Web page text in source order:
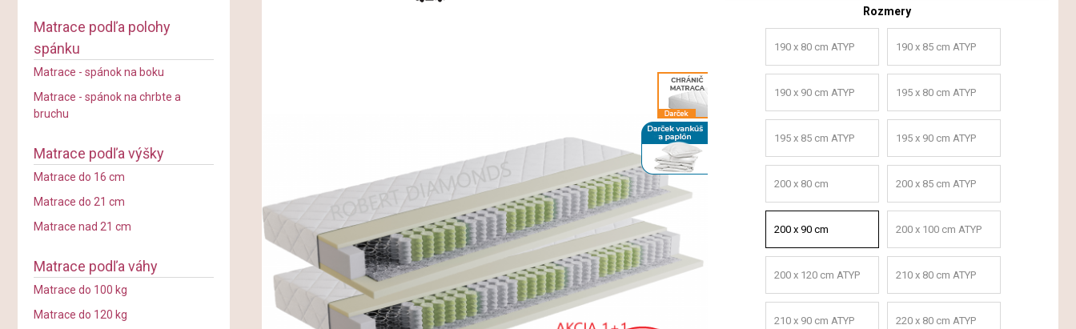
Matrace podľa polohy
spánku
Matrace - spánok na boku
Matrace - spánok na chrbte a
bruchu
Matrace podľa výšky
Matrace do 16 cm
Matrace do 21 cm
Matrace nad 21 cm
Matrace podľa váhy
Matrace do 100 kg
Matrace do 120 kg
Rozmery
190 x 80 cm ATYP 190 x 85 cm ATYP
190 x 90 cm ATYP 195 x 80 cm ATYP
195 x 85 cm ATYP 195 x 90 cm ATYP
200 x 80 cm 200 x 85 cm ATYP
200 x 90 cm 200 x 100 cm ATYP
200 x 120 cm ATYP 210 x 80 cm ATYP
210 x 90 cm ATYP 220 x 80 cm ATYP